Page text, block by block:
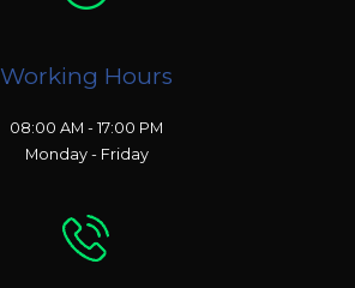
Working Hours
08:00 AM - 17:00 PM
Monday - Friday